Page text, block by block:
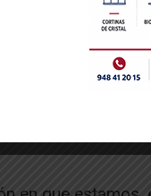
nos
“Por
posibilidad de
hasta el 80%
3 años – y con